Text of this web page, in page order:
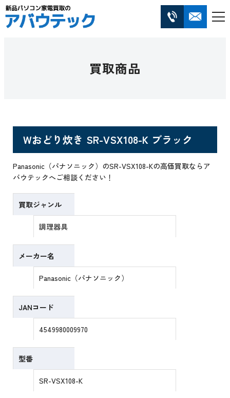
買取商品
Wおどり炊き SR-VSX108-K ブラック
Panasonic（パナソニック）のSR-VSX108-Kの高価買取ならア
バウテックへご相談ください！
買取ジャンル
調理器具
メーカー名
Panasonic（パナソニック）
JANコード
4549980009970
型番
SR-VSX108-K